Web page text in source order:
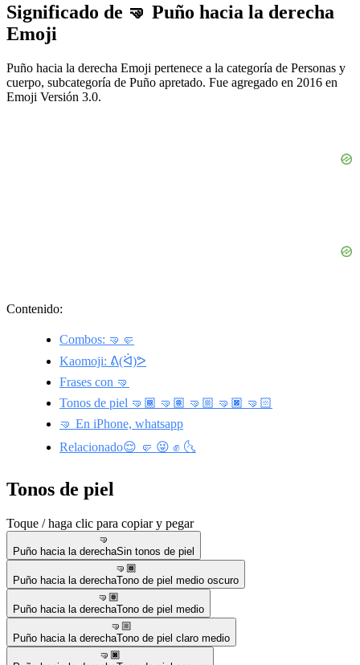
Significado de 🤜 Puño hacia la derecha
Emoji
Puño hacia la derecha Emoji pertenece a la categoría de Personas y
cuerpo, subcategoría de Puño apretado. Fue agregado en 2016 en
Emoji Versión 3.0.
Contenido:
Combos: 🤜🤛
Kaomoji: ᕕ(ᐛ)ᕗ
Frases con 🤜
Tonos de piel 🤜🏾 🤜🏽 🤜🏼 🤜🏿 🤜🏻
🤜 En iPhone, whatsapp
Relacionado😌 🤛 😜 ✊ 🌜
Tonos de piel
Toque / haga clic para copiar y pegar
🤜
Puño hacia la derechaSin tonos de piel
🤜🏾
Puño hacia la derechaTono de piel medio oscuro
🤜🏽
Puño hacia la derechaTono de piel medio
🤜🏼
Puño hacia la derechaTono de piel claro medio
🤜🏿